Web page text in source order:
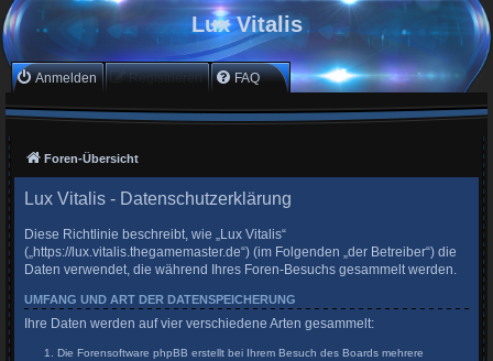
Lux Vitalis
Anmelden Registrieren FAQ
Foren-Übersicht
Lux Vitalis - Datenschutzerklärung
Diese Richtlinie beschreibt, wie „Lux Vitalis“
(„https://lux.vitalis.thegamemaster.de“) (im Folgenden „der Betreiber“) die
Daten verwendet, die während Ihres Foren-Besuchs gesammelt werden.
UMFANG UND ART DER DATENSPEICHERUNG
Ihre Daten werden auf vier verschiedene Arten gesammelt:
Die Forensoftware phpBB erstellt bei Ihrem Besuch des Boards mehrere